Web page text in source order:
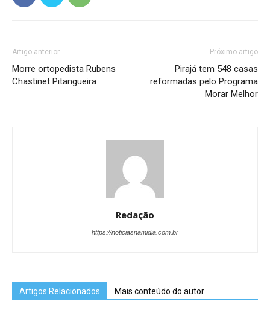
Artigo anterior
Morre ortopedista Rubens
Chastinet Pitangueira
Próximo artigo
Pirajá tem 548 casas
reformadas pelo Programa
Morar Melhor
Redação
https://noticiasnamidia.com.br
Artigos Relacionados Mais conteúdo do autor